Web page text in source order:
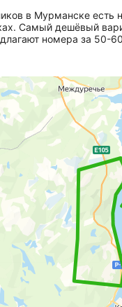
в Мурманске есть
Самый дешёвый
номера за 50-